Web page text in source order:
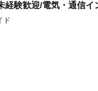
経験歓迎/電気・通信イ
ド